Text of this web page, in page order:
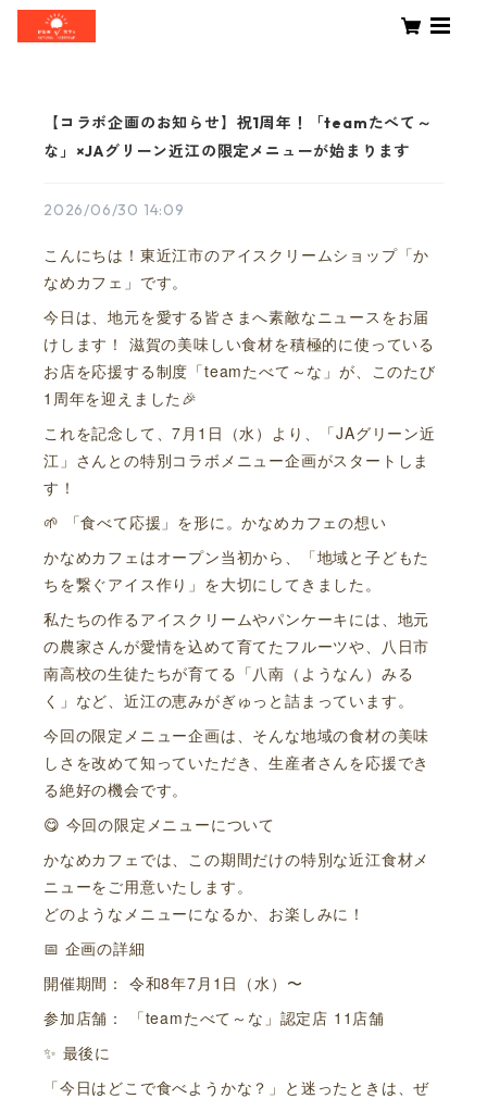
【コラボ企画のお知らせ】祝1周年！「teamたべて～
な」×JAグリーン近江の限定メニューが始まります
2026/06/30 14:09
こんにちは！東近江市のアイスクリームショップ「か
なめカフェ」です。
今日は、地元を愛する皆さまへ素敵なニュースをお届
けします！ 滋賀の美味しい食材を積極的に使っている
お店を応援する制度「teamたべて～な」が、このたび
1周年を迎えました🎉
これを記念して、7月1日（水）より、「JAグリーン近
江」さんとの特別コラボメニュー企画がスタートしま
す！
🌱 「食べて応援」を形に。かなめカフェの想い
かなめカフェはオープン当初から、「地域と子どもた
ちを繋ぐアイス作り」を大切にしてきました。
私たちの作るアイスクリームやパンケーキには、地元
の農家さんが愛情を込めて育てたフルーツや、八日市
南高校の生徒たちが育てる「八南（ようなん）みる
く」など、近江の恵みがぎゅっと詰まっています。
今回の限定メニュー企画は、そんな地域の食材の美味
しさを改めて知っていただき、生産者さんを応援でき
る絶好の機会です。
😋 今回の限定メニューについて
かなめカフェでは、この期間だけの特別な近江食材メ
ニューをご用意いたします。
どのようなメニューになるか、お楽しみに！
📅 企画の詳細
開催期間： 令和8年7月1日（水）〜
参加店舗： 「teamたべて～な」認定店 11店舗
✨ 最後に
「今日はどこで食べようかな？」と迷ったときは、ぜ